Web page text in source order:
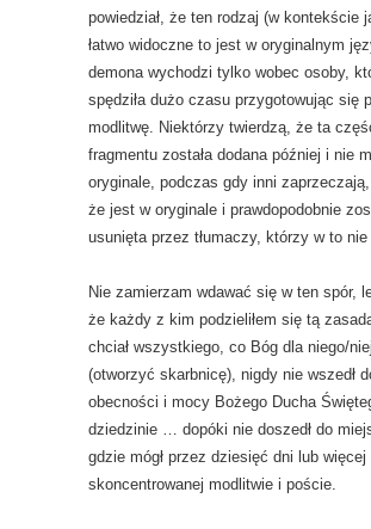
powiedział, że ten rodzaj (w kontekście
łatwo widoczne to jest w oryginalnym
demona wychodzi tylko wobec osoby,
spędziła dużo czasu przygotowując się
modlitwę. Niektórzy twierdzą, że ta
fragmentu została dodana później i nie
oryginale, podczas gdy inni
że jest w oryginale i prawdopodobnie
usunięta przez tłumaczy, którzy w to
Nie zamierzam wdawać się w ten spór,
że każdy z kim podzieliłem się tą
chciał wszystkiego, co Bóg dla niego/
(otworzyć skarbnicę), nigdy nie wszedł
obecności i mocy Bożego Ducha
dziedzinie … dopóki nie doszedł do
gdzie mógł przez dziesięć dni lub więcej
skoncentrowanej modlitwie i poście.